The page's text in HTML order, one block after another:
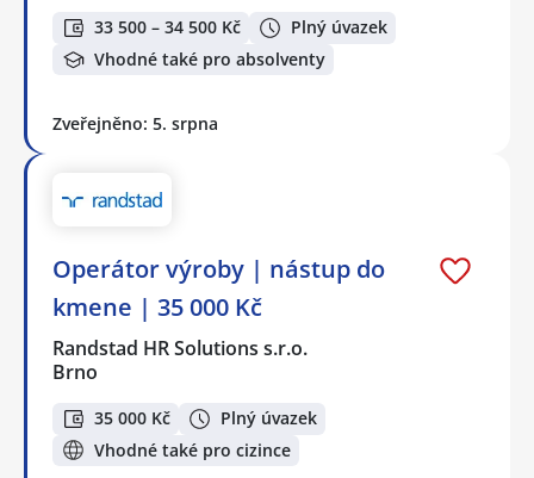
33 500 – 34 500 Kč
Plný úvazek
Vhodné také pro absolventy
Zveřejněno: 5. srpna
Operátor výroby | nástup do
kmene | 35 000 Kč
Randstad HR Solutions s.r.o.
Brno
35 000 Kč
Plný úvazek
Vhodné také pro cizince